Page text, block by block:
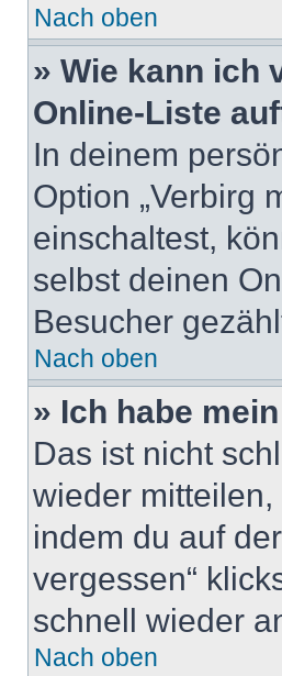
Nach oben
» Wie kann ich
Online-Liste
In deinem
Option „Verbirg
einschaltest,
selbst deinen
Besucher
Nach oben
» Ich habe
Das ist nicht
wieder
indem du auf
vergessen“
schnell wieder
Nach oben